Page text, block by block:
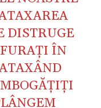
DISTRUGE
ÎN